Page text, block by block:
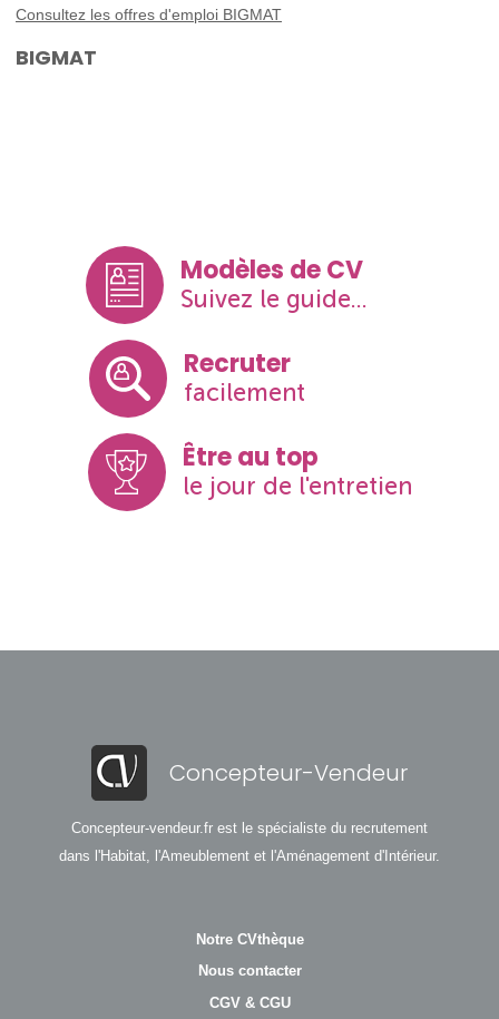
Consultez les offres d'emploi BIGMAT
BIGMAT
Modèles de CV
Suivez le guide...
Recruter
facilement
Être au top
le jour de l'entretien
Concepteur-Vendeur
Concepteur-vendeur.fr est le spécialiste du recrutement
dans l'Habitat, l'Ameublement et l'Aménagement d'Intérieur.
Notre CVthèque
Nous contacter
CGV & CGU